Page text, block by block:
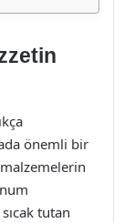
önemli bir
tutan